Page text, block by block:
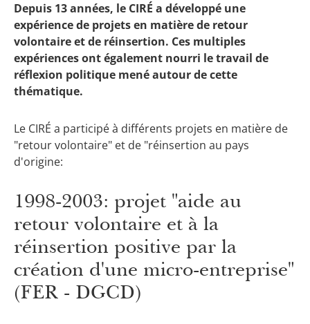
Depuis 13 années, le CIRÉ a développé une
expérience de projets en matière de retour
volontaire et de réinsertion. Ces multiples
expériences ont également nourri le travail de
réflexion politique mené autour de cette
thématique.
Le CIRÉ a participé à différents projets en matière de
"retour volontaire" et de "réinsertion au pays
d'origine:
1998-2003: projet "aide au
retour volontaire et à la
réinsertion positive par la
création d'une micro-entreprise"
(FER - DGCD)